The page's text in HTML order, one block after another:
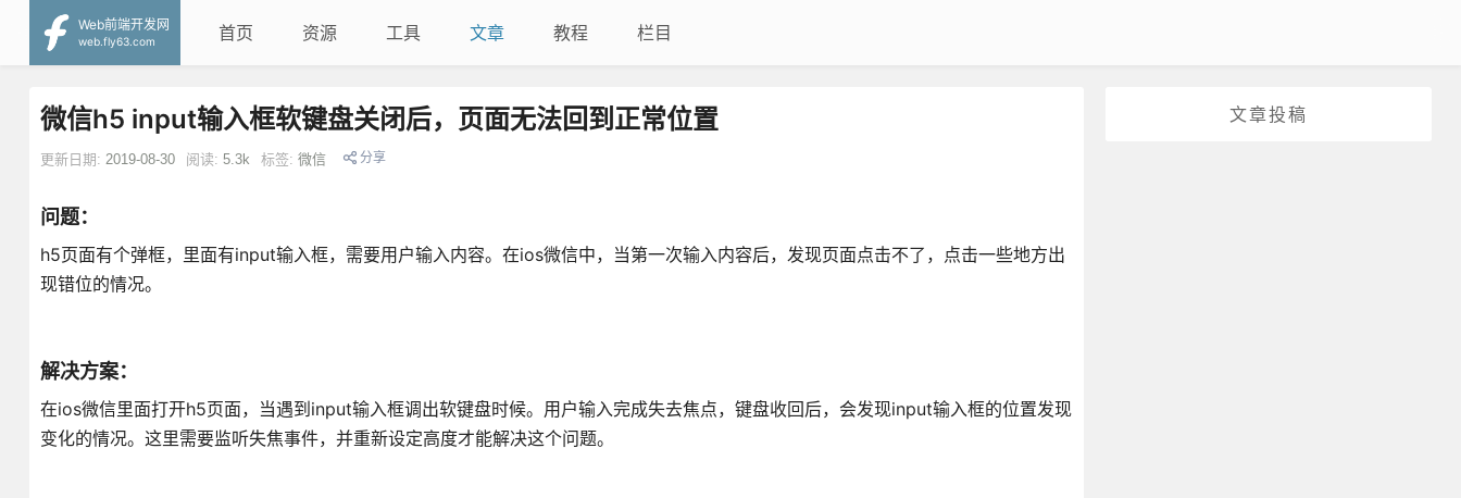
Web前端开发网
web.fly63.com
首页 资源 工具 文章 教程 栏目
文章投稿
微信h5 input输入框软键盘关闭后，页面无法回到正常位置
更新日期: 2019-08-30 阅读: 5.3k 标签: 微信 分享
问题：
h5页面有个弹框，里面有input输入框，需要用户输入内容。在ios微信中，当第一次输入内容后，发现页面点击不了，点击一些地方出
现错位的情况。
解决方案：
在ios微信里面打开h5页面，当遇到input输入框调出软键盘时候。用户输入完成失去焦点，键盘收回后，会发现input输入框的位置发现
变化的情况。这里需要监听失焦事件，并重新设定高度才能解决这个问题。